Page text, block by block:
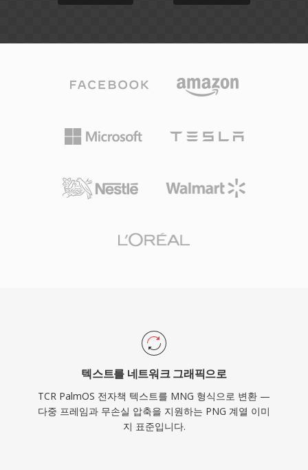
텍스트를 네트워크 그래픽으로
TCR PalmOS 전자책 텍스트를 MNG 형식으로 변환 —
다중 프레임과 무손실 압축을 지원하는 PNG 계열 이미
지 표준입니다.